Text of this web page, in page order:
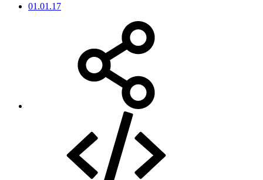
01.01.17